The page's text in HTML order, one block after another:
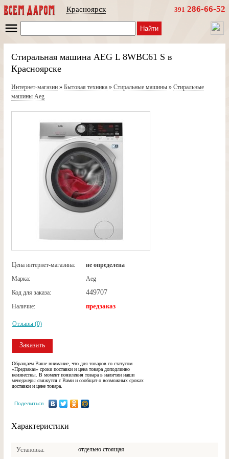
Красноярск 391 286-66-52
Найти
Стиральная машина AEG L 8WBC61 S в
Красноярске
Интернет-магазин» Бытовая техника» Стиральные машины» Стиральные
машины Aeg
Цена интернет-магазина:
не определена
Марка:
Aeg
Код для заказа:
449707
Наличие: предзаказ
Отзывы (0)
Заказать
Обращаем Ваше внимание, что для товаров со статусом
«Предзаказ» сроки поставки и цена товара доподлинно
неизвестны. В момент появления товара в наличии наши
менеджеры свяжутся с Вами и сообщат о возможных сроках
доставки и цене товара.
Поделиться
Характеристики
Установка отдельно стоящая